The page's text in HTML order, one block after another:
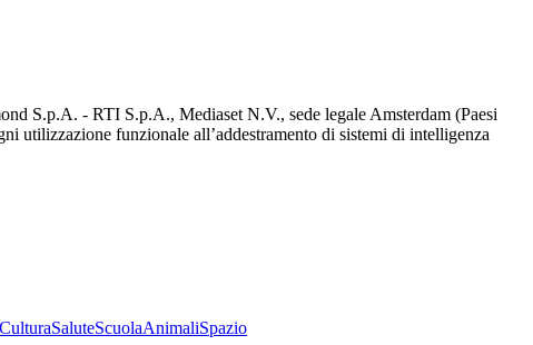
S.p.A. - RTI S.p.A., Mediaset N.V., sede legale Amsterdam (Paesi
utilizzazione funzionale all’addestramento di sistemi di intelligenza
CulturaSaluteScuolaAnimaliSpazio